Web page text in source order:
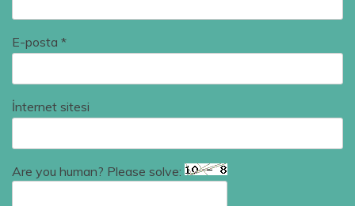
E-posta *
İnternet sitesi
Are you human? Please solve: